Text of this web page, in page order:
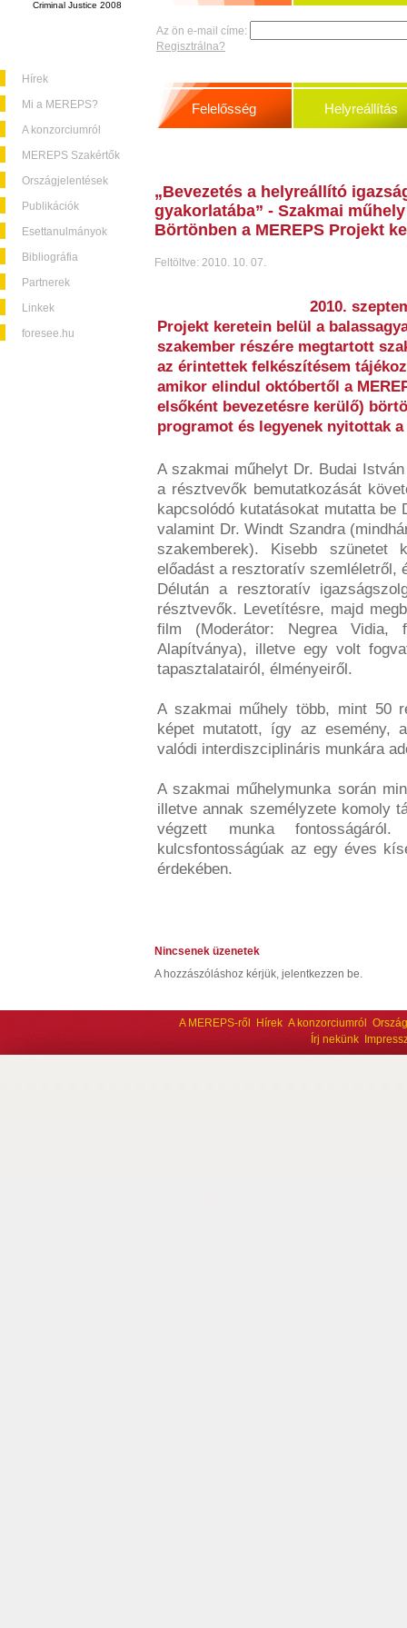
Criminal Justice 2008
Hírek
Mi a MEREPS?
A konzorciumról
MEREPS Szakértők
Országjelentések
Publikációk
Esettanulmányok
Bibliográfia
Partnerek
Linkek
foresee.hu
Az ön e-mail címe:
Regisztrálna?
Felelősség Helyreállítás
„Bevezetés a helyreállító
gyakorlatába” - Szakmai
Börtönben a MEREPS Projekt
Feltöltve: 2010. 10. 07.
2010.
Projekt keretein belül a
szakember részére megtartott
az érintettek felkészítésem
amikor elindul októbertől a
elsőként bevezetésre kerülő)
programot és legyenek nyitottak
A szakmai műhelyt Dr. Budai
a résztvevők bemutatkozását
kapcsolódó kutatásokat mutatta be
valamint Dr. Windt Szandra
szakemberek). Kisebb szünetet
előadást a resztoratív szemléletről,
Délután a resztoratív
résztvevők. Levetítésre, majd
film (Moderátor: Negrea Vidia,
Alapítványa), illetve egy volt
tapasztalatairól, élményeiről.
A szakmai műhely több, mint 50
képet mutatott, így az esemény,
valódi interdiszciplináris munkára
A szakmai műhelymunka során
illetve annak személyzete komoly
végzett munka
kulcsfontosságúak az egy éves
érdekében.
Nincsenek üzenetek
A hozzászóláshoz kérjük, jelentkezzen be.
A MEREPS-ről Hírek A konzorciumról
Írj nekünk